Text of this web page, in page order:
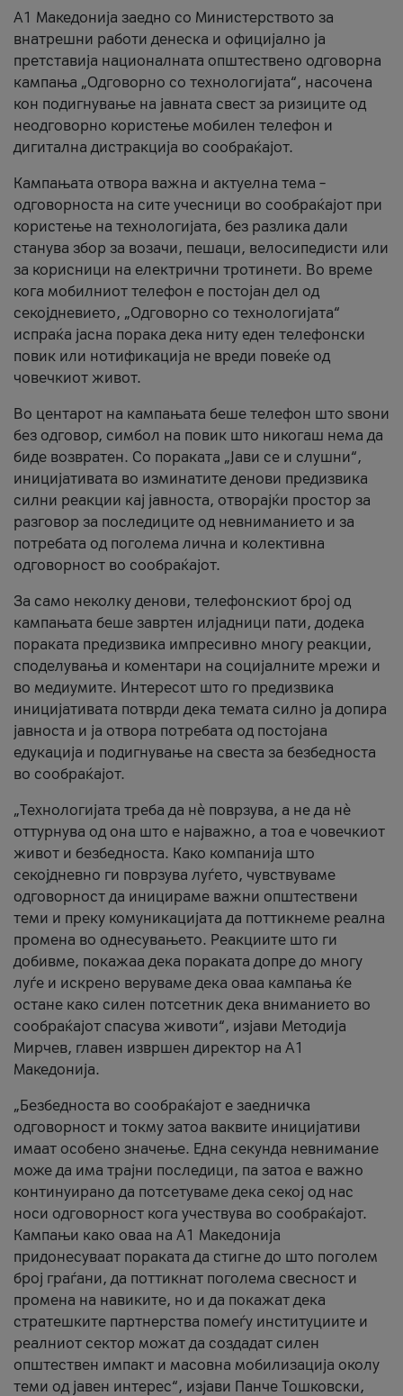
A1 Македонија заедно со Министерството за
внатрешни работи денеска и официјално ја
претставија националната општествено одговорна
кампања „Одговорно со технологијата“, насочена
кон подигнување на јавната свест за ризиците од
неодговорно користење мобилен телефон и
дигитална дистракција во сообраќајот.
Кампањата отвора важна и актуелна тема –
одговорноста на сите учесници во сообраќајот при
користење на технологијата, без разлика дали
станува збор за возачи, пешаци, велосипедисти или
за корисници на електрични тротинети. Во време
кога мобилниот телефон е постојан дел од
секојдневието, „Одговорно со технологијата“
испраќа јасна порака дека ниту еден телефонски
повик или нотификација не вреди повеќе од
човечкиот живот.
Во центарот на кампањата беше телефон што ѕвони
без одговор, симбол на повик што никогаш нема да
биде возвратен. Со пораката „Јави се и слушни“,
иницијативата во изминатите денови предизвика
силни реакции кај јавноста, отворајќи простор за
разговор за последиците од невниманието и за
потребата од поголема лична и колективна
одговорност во сообраќајот.
За само неколку денови, телефонскиот број од
кампањата беше завртен илјадници пати, додека
пораката предизвика импресивно многу реакции,
споделувања и коментари на социјалните мрежи и
во медиумите. Интересот што го предизвика
иницијативата потврди дека темата силно ја допира
јавноста и ја отвора потребата од постојана
едукација и подигнување на свеста за безбедноста
во сообраќајот.
„Технологијата треба да нè поврзува, а не да нè
оттурнува од она што е најважно, а тоа е човечкиот
живот и безбедноста. Како компанија што
секојдневно ги поврзува луѓето, чувствуваме
одговорност да иницираме важни општествени
теми и преку комуникацијата да поттикнеме реална
промена во однесувањето. Реакциите што ги
добивме, покажаа дека пораката допре до многу
луѓе и искрено веруваме дека оваа кампања ќе
остане како силен потсетник дека вниманието во
сообраќајот спасува животи“, изјави Методија
Мирчев, главен извршен директор на А1
Македонија.
„Безбедноста во сообраќајот е заедничка
одговорност и токму затоа ваквите иницијативи
имаат особено значење. Една секунда невнимание
може да има трајни последици, па затоа е важно
континуирано да потсетуваме дека секој од нас
носи одговорност кога учествува во сообраќајот.
Кампањи како оваа на A1 Македонија
придонесуваат пораката да стигне до што поголем
број граѓани, да поттикнат поголема свесност и
промена на навиките, но и да покажат дека
стратешките партнерства помеѓу институциите и
реалниот сектор можат да создадат силен
општествен импакт и масовна мобилизација околу
теми од јавен интерес“, изјави Панче Тошковски,